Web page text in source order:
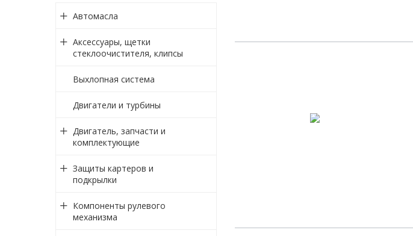
Автомасла
Аксессуары, щетки
стеклоочистителя, клипсы
Выхлопная система
Двигатели и турбины
Двигатель, запчасти и
комплектующие
Защиты картеров и
подкрылки
Компоненты рулевого
механизма